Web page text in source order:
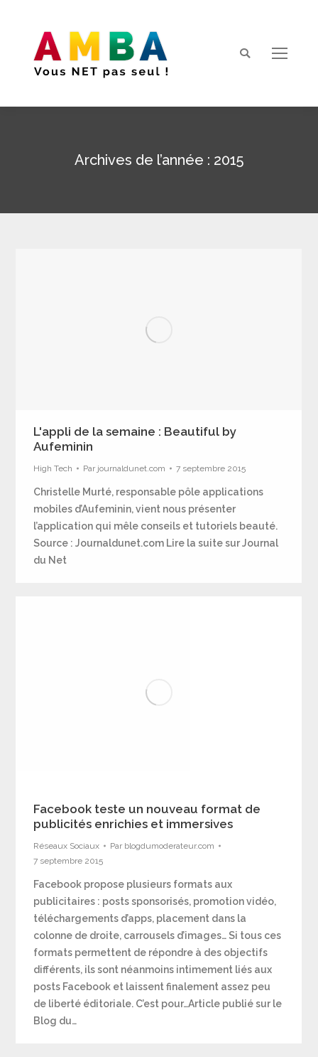
Search:
Archives de l’année : 2015
L'appli de la semaine : Beautiful by
Aufeminin
High Tech Par journaldunet.com 7 septembre 2015
Christelle Murté, responsable pôle applications
mobiles d’Aufeminin, vient nous présenter
l’application qui mêle conseils et tutoriels beauté.
Source : Journaldunet.com Lire la suite sur Journal
du Net
Facebook teste un nouveau format de
publicités enrichies et immersives
Réseaux Sociaux Par blogdumoderateur.com
7 septembre 2015
Facebook propose plusieurs formats aux
publicitaires : posts sponsorisés, promotion vidéo,
téléchargements d’apps, placement dans la
colonne de droite, carrousels d’images… Si tous ces
formats permettent de répondre à des objectifs
différents, ils sont néanmoins intimement liés aux
posts Facebook et laissent finalement assez peu
de liberté éditoriale. C’est pour…Article publié sur le
Blog du…